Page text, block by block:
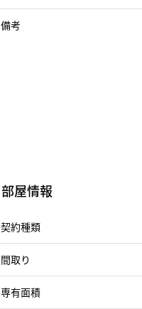
備考
部屋情報
契約種類
間取り
専有面積